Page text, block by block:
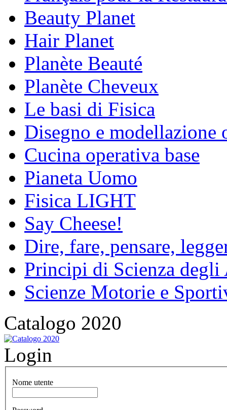
Beauty Planet
Hair Planet
Planète Beauté
Planète Cheveux
Le basi di Fisica
Disegno e modellazione
Cucina operativa base
Pianeta Uomo
Fisica LIGHT
Say Cheese!
Dire, fare, pensare,
Principi di Scienza
Scienze Motorie e
Catalogo 2020
Login
Nome utente